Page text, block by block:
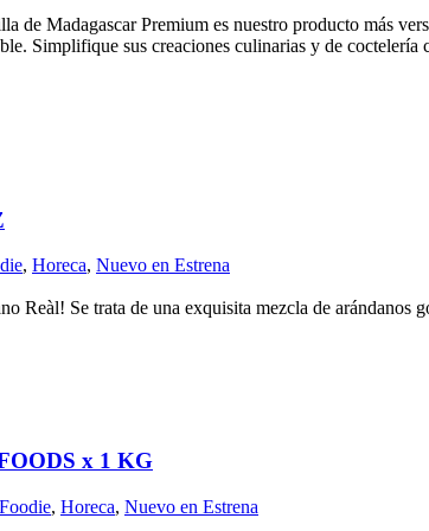
de Madagascar Premium es nuestro producto más
Simplifique sus creaciones culinarias y de
, Horeca, Nuevo en Estrena
Reàl! Se trata de una exquisita mezcla de
x 1 KG
Foodie, Horeca, Nuevo en Estrena